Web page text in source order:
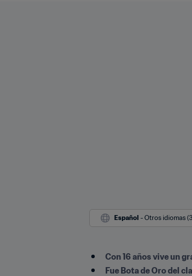
Español - Otros idiomas
Con 16 años vive un
Fue Bota de Oro del